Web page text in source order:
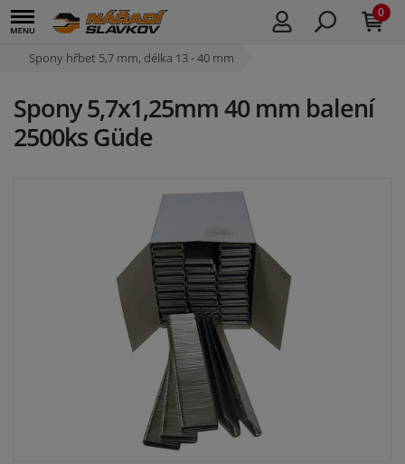
0
Spony hřbet 5,7 mm, délka 13 - 40 mm
Spony 5,7x1,25mm 40 mm balení
2500ks Güde